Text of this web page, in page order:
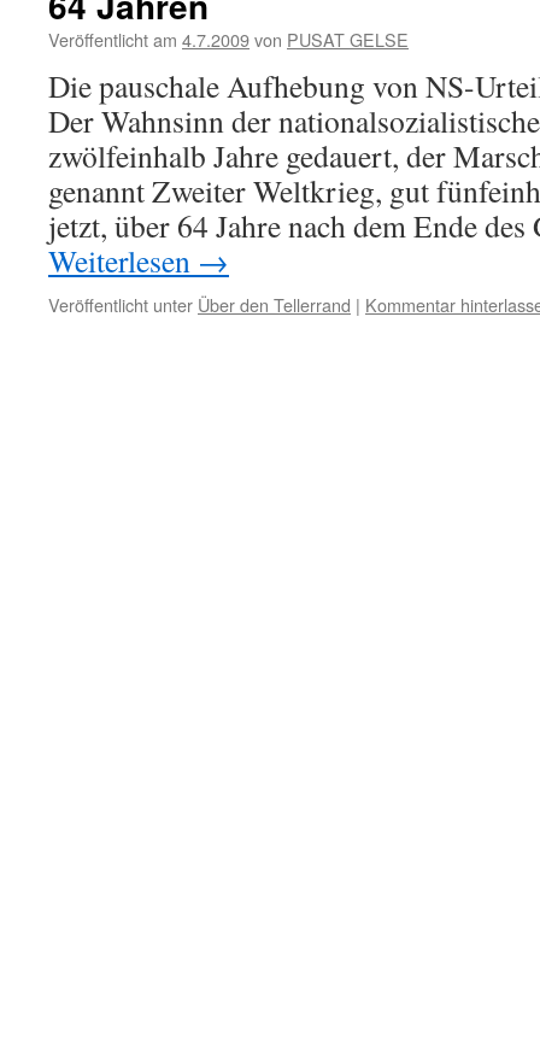
Veröffentlicht am 4.7.2009von PUSAT GELSE
Die pauschale Aufhebung von NS-
Der Wahnsinn der
zwölfeinhalb Jahre gedauert, der
genannt Zweiter Weltkrieg, gut
jetzt, über 64 Jahre nach dem Ende
Weiterlesen →
Veröffentlicht unter Über den Tellerrand | Kommentar